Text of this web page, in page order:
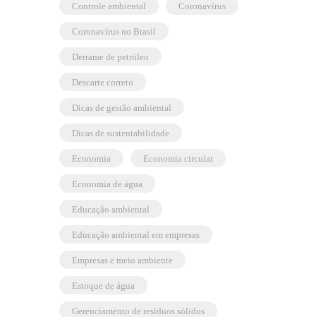
controle ambiental coronavírus
coronavírus no Brasil
derrame de petróleo
descarte correto
dicas de gestão ambiental
dicas de sustentabilidade
economia economia circular
economia de água
educação ambiental
educação ambiental em empresas
empresas e meio ambiente
estoque de água
gerenciamento de resíduos sólidos